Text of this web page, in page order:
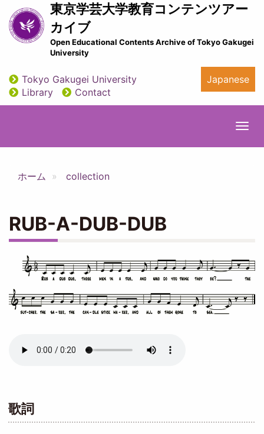
Skip
to
main
content
東京学芸大学教育コンテンツアー
カイブ
Open Educational Contents Archive of Tokyo Gakugei
University
utility
Tokyo Gakugei University
Library
Contact
Japanese
ホーム collection
RUB-A-DUB-DUB
Image
file
歌詞